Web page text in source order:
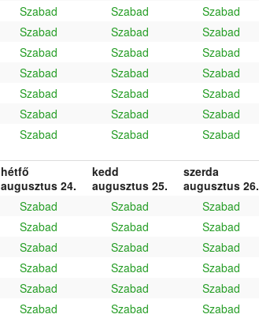
Szabad Szabad Szabad
Szabad Szabad Szabad
Szabad Szabad Szabad
Szabad Szabad Szabad
Szabad Szabad Szabad
Szabad Szabad Szabad
Szabad Szabad Szabad
hétfő
augusztus 24.
kedd
augusztus 25.
szerda
augusztus 26.
Szabad Szabad Szabad
Szabad Szabad Szabad
Szabad Szabad Szabad
Szabad Szabad Szabad
Szabad Szabad Szabad
Szabad Szabad Szabad